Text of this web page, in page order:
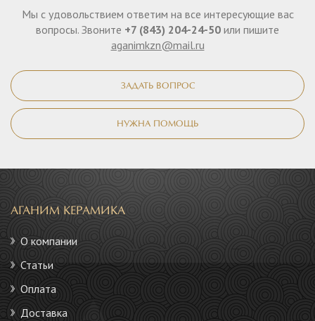
Мы с удовольствием ответим на все интересующие вас
вопросы. Звоните +7 (843) 204-24-50 или пишите
aganimkzn@mail.ru
ЗАДАТЬ ВОПРОС
НУЖНА ПОМОЩЬ
АГАНИМ КЕРАМИКА
О компании
Статьи
Оплата
Доставка